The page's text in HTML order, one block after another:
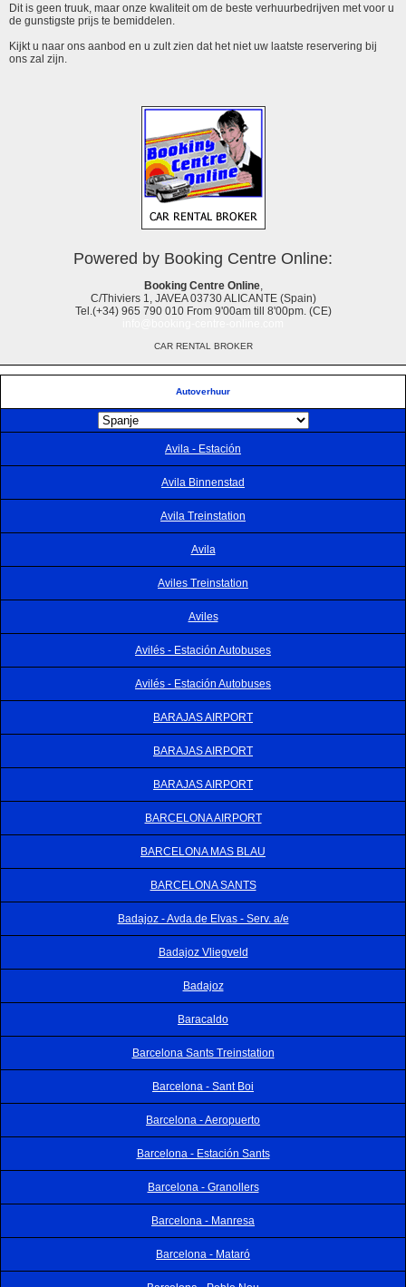
Autoverhuur
Avila - Estación
Avila Binnenstad
Avila Treinstation
Avila
Aviles Treinstation
Aviles
Avilés - Estación Autobuses
Avilés - Estación Autobuses
BARAJAS AIRPORT
BARAJAS AIRPORT
BARAJAS AIRPORT
BARCELONA AIRPORT
BARCELONA MAS BLAU
BARCELONA SANTS
Badajoz - Avda.de Elvas - Serv. a/e
Badajoz Vliegveld
Badajoz
Baracaldo
Barcelona Sants Treinstation
Barcelona - Sant Boi
Barcelona - Aeropuerto
Barcelona - Estación Sants
Barcelona - Granollers
Barcelona - Manresa
Barcelona - Mataró
Dit is geen truuk, maar onze kwaliteit om de beste verhuurbedrijven met voor u
de gunstigste prijs te bemiddelen.
Kijkt u naar ons aanbod en u zult zien dat het niet uw laatste reservering bij
ons zal zijn.
Powered by Booking Centre Online:
Booking Centre Online,
C/Thiviers 1, JAVEA 03730 ALICANTE (Spain)
Tel.(+34) 965 790 010 From 9'00am till 8'00pm. (CE)
CAR RENTAL BROKER